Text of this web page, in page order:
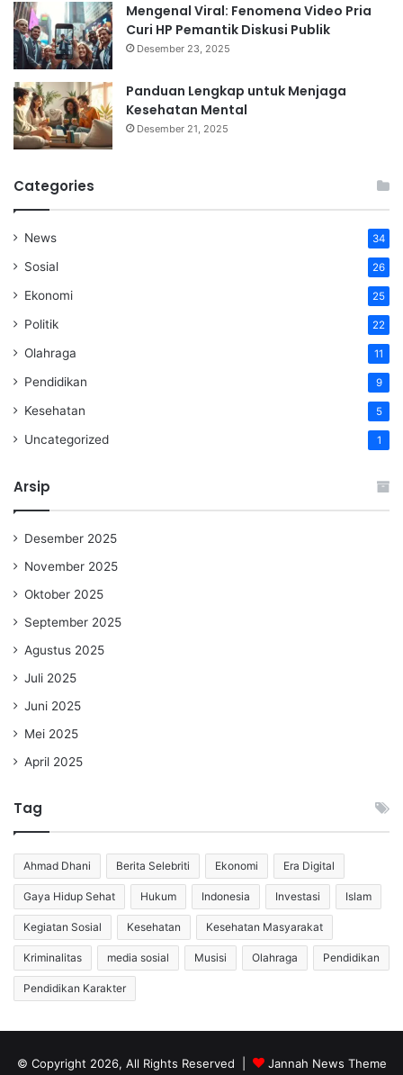
Mengenal Viral: Fenomena Video Pria
Curi HP Pemantik Diskusi Publik
Desember 23, 2025
Panduan Lengkap untuk Menjaga
Kesehatan Mental
Desember 21, 2025
Categories
News 34
Sosial 26
Ekonomi 25
Politik 22
Olahraga 11
Pendidikan 9
Kesehatan 5
Uncategorized 1
Arsip
Desember 2025
November 2025
Oktober 2025
September 2025
Agustus 2025
Juli 2025
Juni 2025
Mei 2025
April 2025
Tag
Ahmad Dhani Berita Selebriti Ekonomi Era Digital
Gaya Hidup Sehat Hukum Indonesia Investasi Islam
Kegiatan Sosial Kesehatan Kesehatan Masyarakat
Kriminalitas media sosial Musisi Olahraga Pendidikan
Pendidikan Karakter
© Copyright 2026, All Rights Reserved | Jannah News Theme